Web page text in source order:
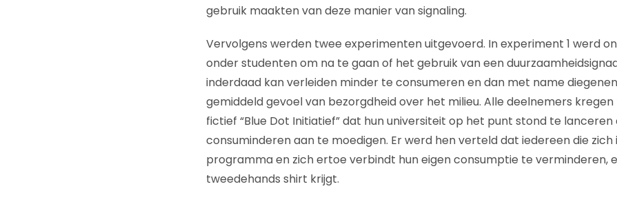
gebruik maakten van deze manier van signaling.
Vervolgens werden twee experimenten uitgevoerd. In experiment 1 werd
onder studenten om na te gaan of het gebruik van een
inderdaad kan verleiden minder te consumeren en dan met name
gemiddeld gevoel van bezorgdheid over het milieu. Alle deelnemers
fictief “Blue Dot Initiatief” dat hun universiteit op het punt stond te lanceren
consuminderen aan te moedigen. Er werd hen verteld dat iedereen die
programma en zich ertoe verbindt hun eigen consumptie te verminderen,
tweedehands shirt krijgt.